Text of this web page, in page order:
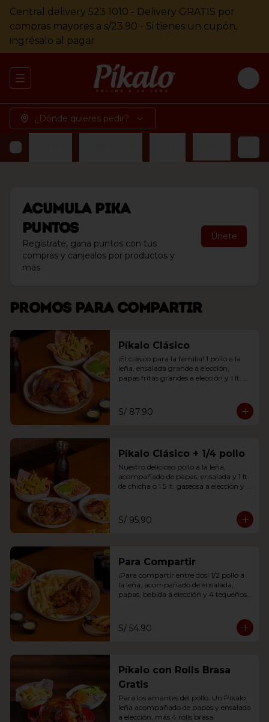
Central delivery 523 1010 - Delivery GRATIS por
compras mayores a s/23.90 - Si tienes un cupón,
ingrésalo al pagar
Abrir menu de navegación
¿Dónde quieres pedir?
Acumula Pika
Puntos
Regístrate, gana puntos con tus
compras y canjealos por productos y
más
Únete
Promos para compartir
Píkalo Clásico
¡El clásico para la familia! 1 pollo a la
leña, ensalada grande a elección,
papas fritas grandes a elección y 1 lt.
S/ 87.90
Píkalo Clásico + 1/4 pollo
Nuestro delicioso pollo a la leña,
acompañado de papas, ensalada y 1 lt.
de chicha o 1.5 lt. gaseosa a elección y
S/ 95.90
Para Compartir
¡Para compartir entre dos! 1/2 pollo a
la leña, acompañado de ensalada,
papas, bebida a elección y 4 tequeños
S/ 54.90
Píkalo con Rolls Brasa
Gratis
Para los amantes del pollo. Un Píkalo
leña acompañado de papas y ensalada
a elección, más 4 rolls brasa.